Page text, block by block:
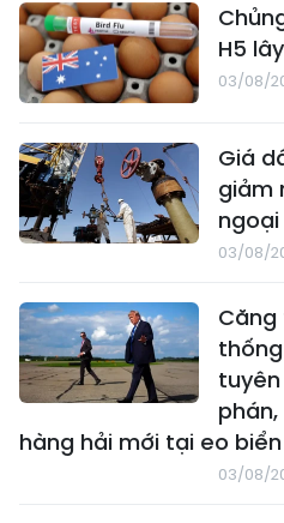
H5
03/08/
Giá
giảm
03/08/
Căng
hàng hải mới tại eo
03/08/